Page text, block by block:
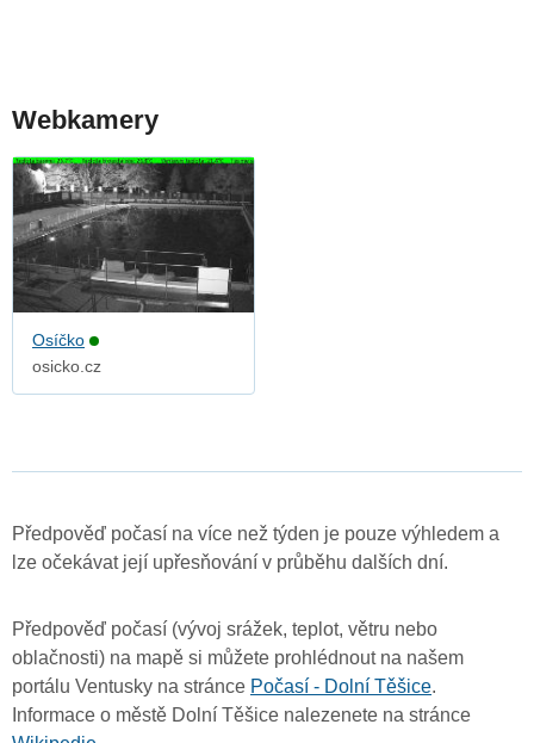
Webkamery
Osíčko
osicko.cz
Předpověď počasí na více než týden je pouze výhledem a
lze očekávat její upřesňování v průběhu dalších dní.
Předpověď počasí (vývoj srážek, teplot, větru nebo
oblačnosti) na mapě si můžete prohlédnout na našem
portálu Ventusky na stránce Počasí - Dolní Těšice.
Informace o městě Dolní Těšice nalezenete na stránce